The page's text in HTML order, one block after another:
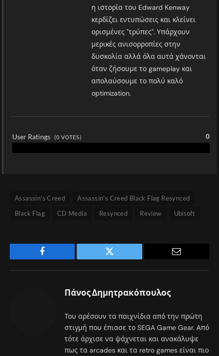
η ιστορία του Edward Kenway
κερδίζει εντυπώσεις και κλείνει
ορισμένες "τρύπες". Υπάρχουν
μερικές ανισορροπίες στην
δυσκολία αλλά όλα αυτά χάνονται
όταν ζήσουμε το gameplay και
απολαύσουμε το πολύ καλό
optimization.
User Ratings (0 VOTES) 0
Assassin's Creed
Assassin's Creed Black Flag Resynced
Black Flag
CD Media Resynced Review Ubisoft
Facebook Twitter
Πάνος Δημητρακόπουλος
Του αρέσουν τα παιχνίδια από την πρώτη
στιγμή που έπιασε το SEGA Game Gear. Από
τότε άρχισε να ψάχνεται και ανακάλυψε
πως τα arcades και τα retro games είναι πιο